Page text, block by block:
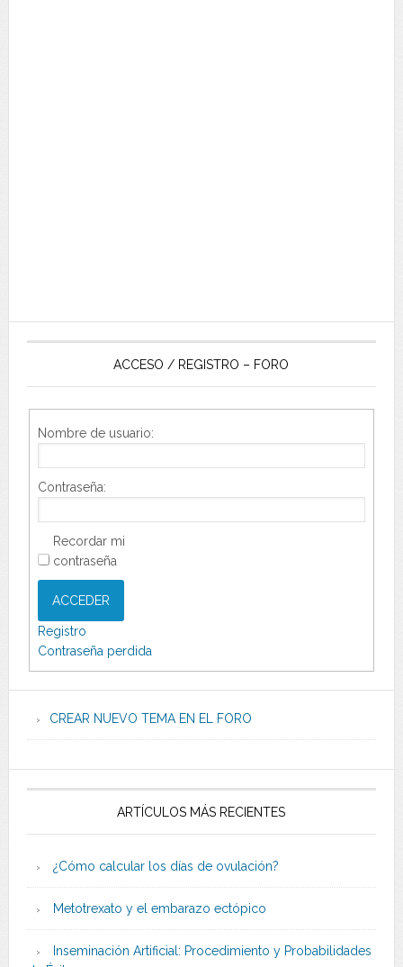
ACCESO / REGISTRO – FORO
Nombre de usuario:
Contraseña:
Recordar mi
contraseña
ACCEDER
Registro
Contraseña perdida
CREAR NUEVO TEMA EN EL FORO
ARTÍCULOS MÁS RECIENTES
¿Cómo calcular los días de ovulación?
Metotrexato y el embarazo ectópico
Inseminación Artificial: Procedimiento y Probabilidades